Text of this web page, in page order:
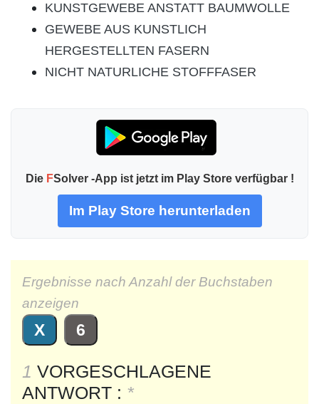
KUNSTGEWEBE ANSTATT BAUMWOLLE
GEWEBE AUS KUNSTLICH
HERGESTELLTEN FASERN
NICHT NATURLICHE STOFFFASER
Die FSolver -App ist jetzt im Play Store verfügbar !
Im Play Store herunterladen
Ergebnisse nach Anzahl der Buchstaben
anzeigen
X 6
1 VORGESCHLAGENE
ANTWORT : *